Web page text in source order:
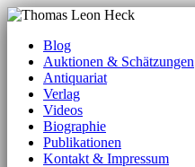
Blog
Auktionen & Schätzungen
Antiquariat
Verlag
Videos
Biographie
Publikationen
Kontakt & Impressum